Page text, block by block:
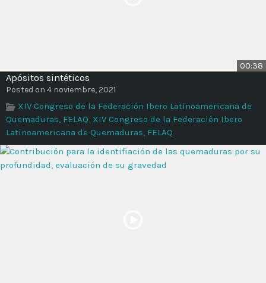
00:38
Apósitos sintéticos
Posted on 4 noviembre, 2021
XIV Congreso de la Federación Ibero Latinoamericana de
Quemaduras, FELAQ, XIV Congreso de la Federación Ibero
Latinoamericana de Quemaduras, FELAQ